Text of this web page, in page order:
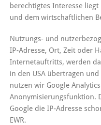
berechtigtes Interesse
und dem wirtschaftlichen
Nutzungs- und
IP-Adresse, Ort, Zeit oder
Internetauftritts, werden
in den USA übertragen
nutzen wir Google
Anonymisierungsfunktion.
Google die IP-Adresse
EWR.